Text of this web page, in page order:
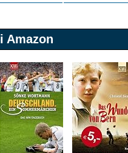
Amazon